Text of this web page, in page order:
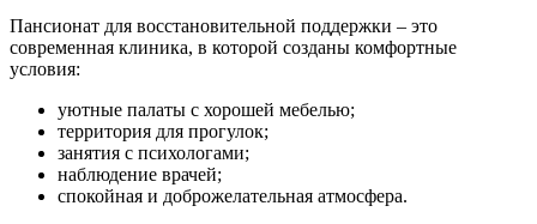
Пансионат для восстановительной поддержки – это
современная клиника, в которой созданы комфортные
условия:
уютные палаты с хорошей мебелью;
территория для прогулок;
занятия с психологами;
наблюдение врачей;
спокойная и доброжелательная атмосфера.